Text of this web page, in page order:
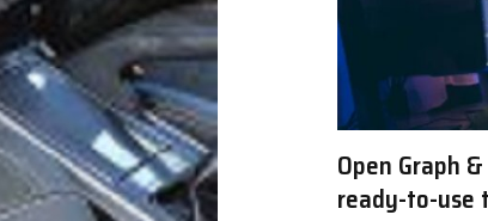
Open Graph
ready-to-use